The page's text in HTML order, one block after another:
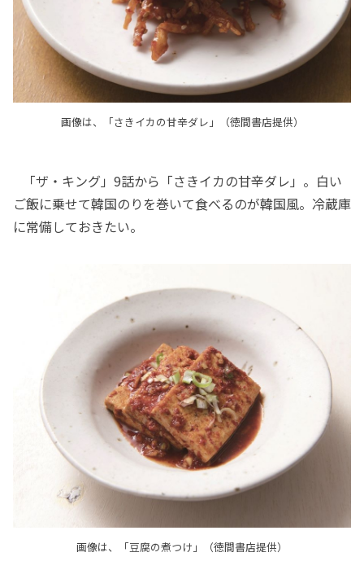
画像は、「さきイカの甘辛ダレ」（徳間書店提供）
「ザ・キング」9話から「さきイカの甘辛ダレ」。白い
ご飯に乗せて韓国のりを巻いて食べるのが韓国風。冷蔵庫
に常備しておきたい。
画像は、「豆腐の煮つけ」（徳間書店提供）